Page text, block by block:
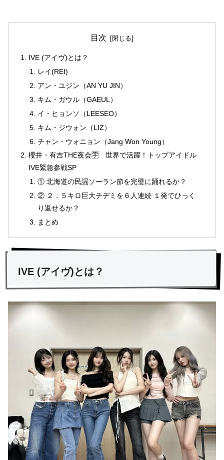
目次
IVE (アイヴ)とは？
レイ(REI)
アン・ユジン（AN YU JIN）
キム・ガウル（GAEUL）
イ・ヒョンソ（LEESEO）
キム・ジウォン（LIZ）
チャン・ウォニョン（Jang Won Young）
櫻井・有吉THE夜会🈑 世界で活躍！トップアイドル
IVE緊急参戦SP
① 北海道の民謡ソーラン節を完璧に踊れるか？
② ２．５キロ巨大チヂミを６人連続 １発でひっく
り返せるか？
まとめ
IVE (アイヴ)とは？